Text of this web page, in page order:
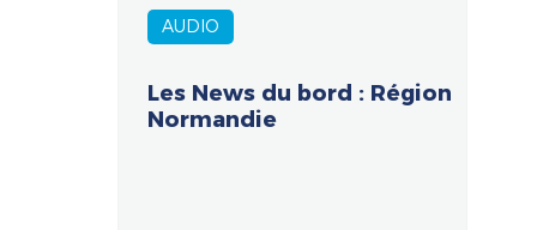
AUDIO
Les News du bord : Région
Normandie